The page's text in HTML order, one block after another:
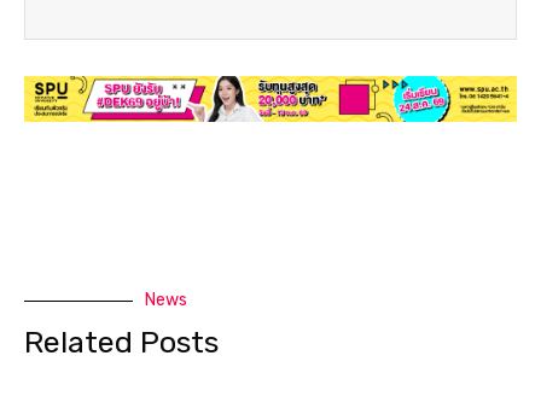
News
Related Posts